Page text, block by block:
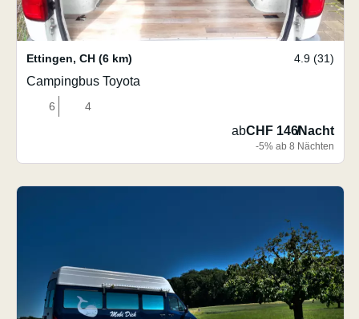
Ettingen, CH (6 km) 4.9 (31)
Campingbus Toyota
6 4
abCHF 146/Nacht
-5% ab 8 Nächten